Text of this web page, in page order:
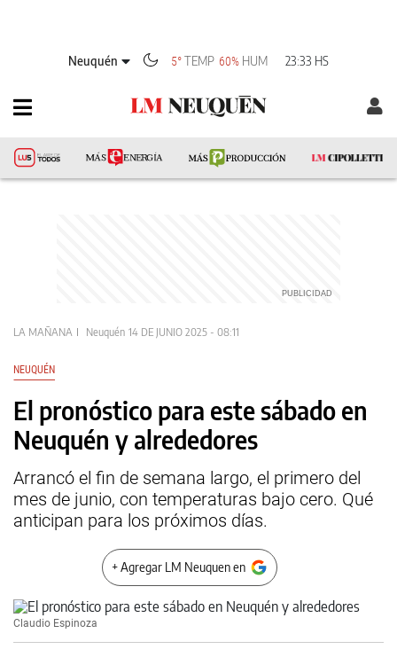
Neuquén 5° TEMP 60% HUM 23:33 HS
LA MAÑANA Neuquén 14 DE JUNIO 2025 - 08:11
NEUQUÉN
El pronóstico para este sábado en
Neuquén y alrededores
Arrancó el fin de semana largo, el primero del
mes de junio, con temperaturas bajo cero. Qué
anticipan para los próximos días.
+ Agregar LM Neuquen en
Claudio Espinoza